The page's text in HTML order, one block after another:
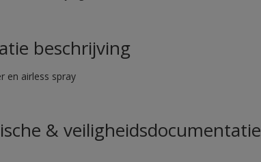
beschrijving
en airless spray
& veiligheidsdocumentatie